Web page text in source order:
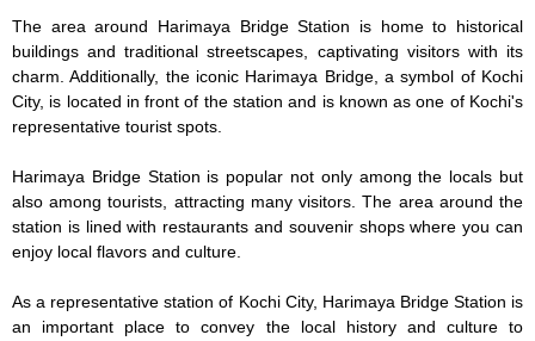
The area around Harimaya Bridge Station is home to historical
buildings and traditional streetscapes, captivating visitors with its
charm. Additionally, the iconic Harimaya Bridge, a symbol of Kochi
City, is located in front of the station and is known as one of Kochi's
representative tourist spots.
Harimaya Bridge Station is popular not only among the locals but
also among tourists, attracting many visitors. The area around the
station is lined with restaurants and souvenir shops where you can
enjoy local flavors and culture.
As a representative station of Kochi City, Harimaya Bridge Station is
an important place to convey the local history and culture to